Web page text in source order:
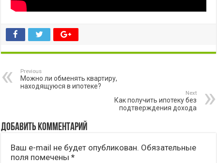
Previous
Можно ли обменять квартиру,
находящуюся в ипотеке?
Next
Как получить ипотеку без
подтверждения дохода
Добавить комментарий
Ваш e-mail не будет опубликован. Обязательные
поля помечены*